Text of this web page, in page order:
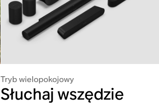
Tryb wielopokojowy
Słuchaj wszędzie